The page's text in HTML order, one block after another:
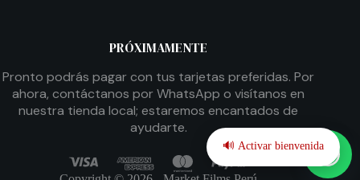
PRÓXIMAMENTE
Pronto podrás pagar con tus tarjetas preferidas. Por
ahora, contáctanos por WhatsApp o visítanos en
nuestra tienda local; estaremos encantados de
ayudarte.
🔊 Activar bienvenida